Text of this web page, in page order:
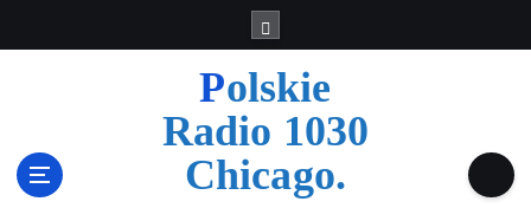
Polskie
Radio 1030
Chicago.